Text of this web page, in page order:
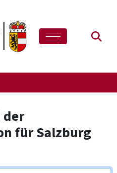
der
für Salzburg